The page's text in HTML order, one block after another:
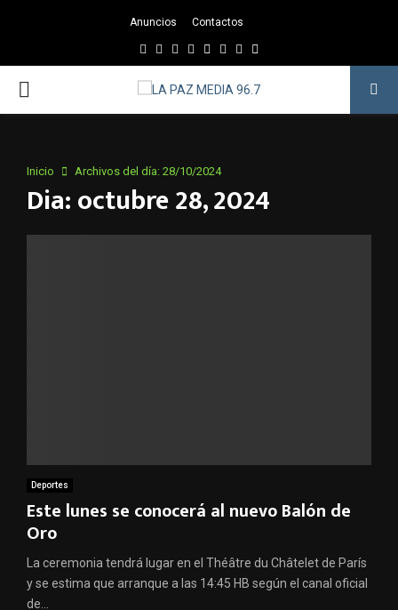
Anuncios Contactos
Facebook
TwitterInstagram
Youtube
EmailTwitchWhatsapp
PRIMARY
Inicio Archivos del día: 28/10/2024
Dia: octubre 28, 2024
Deportes
Este lunes se conocerá al nuevo Balón de
Oro
La ceremonia tendrá lugar en el Théâtre du Châtelet de París
y se estima que arranque a las 14:45 HB según el canal oficial
de...